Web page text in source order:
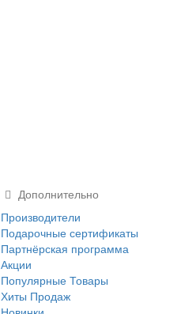
Дополнительно
Производители
Подарочные сертификаты
Партнёрская программа
Акции
Популярные Товары
Хиты Продаж